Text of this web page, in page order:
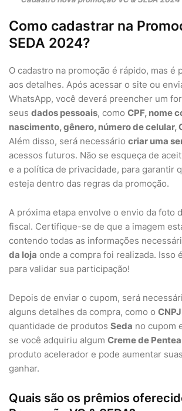
Como cadastrar na
SEDA 2024?
O cadastro na promoção é rápido, mas é
aos detalhes. Após acessar o site ou
WhatsApp, você deverá preencher um
seus dados pessoais, como CPF, nome
nascimento, gênero, número de celular,
Além disso, será necessário criar uma
acessos futuros. Não se esqueça de
e a política de privacidade, para garantir
esteja dentro das regras da promoção.
A próxima etapa envolve o envio da foto
fiscal. Certifique-se de que a imagem
contendo todas as informações
da loja onde a compra foi realizada. Isso
para validar sua participação!
Depois de enviar o cupom, será
alguns detalhes da compra, como o
quantidade de produtos Seda no cupom
se você adquiriu algum Creme de
produto acelerador e pode aumentar
ganhar.
Quais são os prêmios